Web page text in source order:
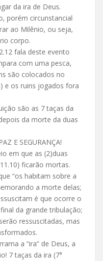
da ira de Deus.
porém circunstancial
ao Milênio, ou seja,
corpo.
fala deste evento
com uma pesca,
são colocados no
e os ruins jogados fora
são as 7 taças da
da morte da duas
E SEGURANÇA!
em que as (2)duas
ficarão mortas.
“os habitam sobre a
a morte delas;
é que ocorre o
da grande tribulação;
ressuscitadas, mas
a “ira” de Deus, a
7 taças da ira (7°